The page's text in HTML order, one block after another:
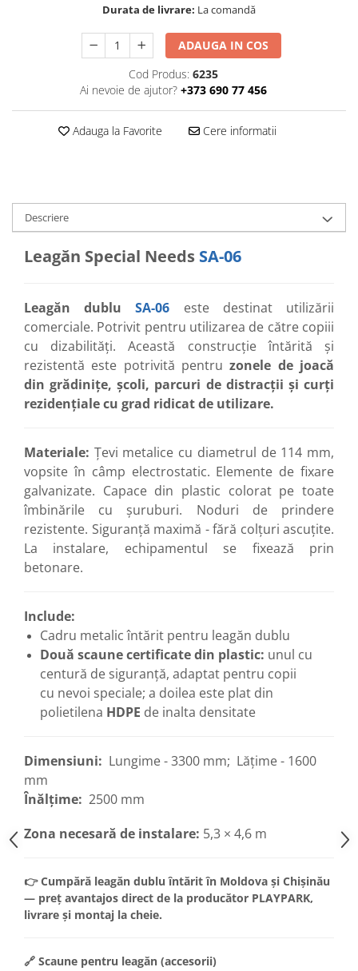
Durata de livrare: La comandă
ADAUGA IN COS
Cod Produs: 6235
Ai nevoie de ajutor? +373 690 77 456
Adauga la Favorite Cere informatii
Descriere
Leagăn Special Needs SA-06
Leagăn dubluSA-06
este destinat utilizării
comerciale. Potrivit pentru utilizarea de către copiii
cu dizabilități. Această construcție întărită și
rezistentă este potrivită pentruzonele de joacă
din grădinițe, școli, parcuri de distracții și curți
rezidențiale cu grad ridicat de utilizare.
Materiale: Țevi metalice cu diametrul de 114 mm,
vopsite în câmp electrostatic. Elemente de fixare
galvanizate. Capace din plastic colorat pe toate
îmbinările cu șuruburi. Noduri de prindere
rezistente. Siguranță maximă - fără colțuri ascuțite.
La instalare, echipamentul se fixează prin
betonare.
Include:
Cadru metalic întărit pentru leagăn dublu
Două scaune certificate din plastic: unul cu
centură de siguranță, adaptat pentru copii
cu nevoi speciale; a doilea este plat din
polietilena HDPE de inalta densitate
Dimensiuni: Lungime - 3300 mm; Lățime - 1600
mm
Înălțime: 2500 mm
Zona necesară de instalare: 5,3 × 4,6 m
👉 Cumpără leagăn dublu întărit în Moldova și Chișinău
— preț avantajos direct de la producător PLAYPARK,
livrare și montaj la cheie.
🔗 Scaune pentru leagăn (accesorii)